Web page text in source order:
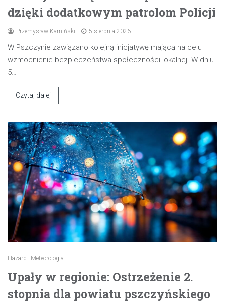
dzięki dodatkowym patrolom Policji
Przemysław Kamiński 5 sierpnia 2026
W Pszczynie zawiązano kolejną inicjatywę mającą na celu
wzmocnienie bezpieczeństwa społeczności lokalnej. W dniu
5…
Czytaj dalej
Hazard Meteorologia
Upały w regionie: Ostrzeżenie 2.
stopnia dla powiatu pszczyńskiego